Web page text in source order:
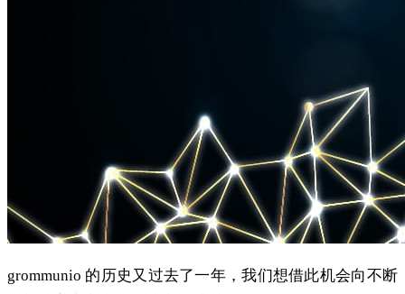
grommunio 的历史又过去了一年，我们想借此机会向不断